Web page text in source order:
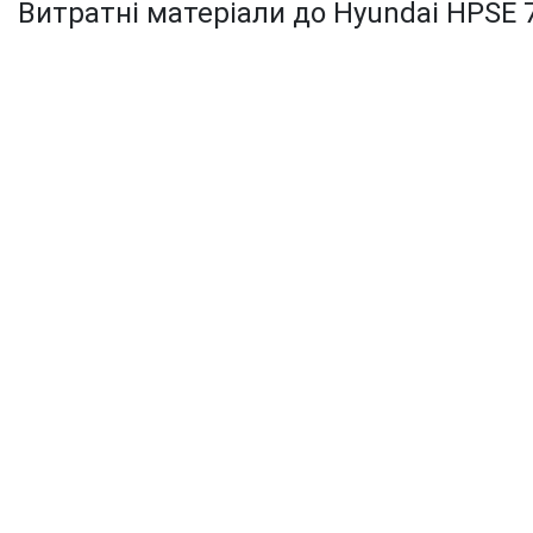
Витратні матеріали до Hyundai HPSE